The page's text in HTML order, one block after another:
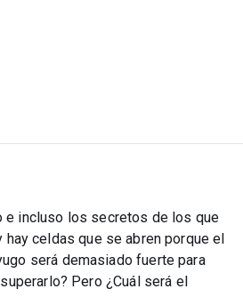
e incluso los secretos de los que
celdas que se abren porque el
será demasiado fuerte para
Pero ¿Cuál será el